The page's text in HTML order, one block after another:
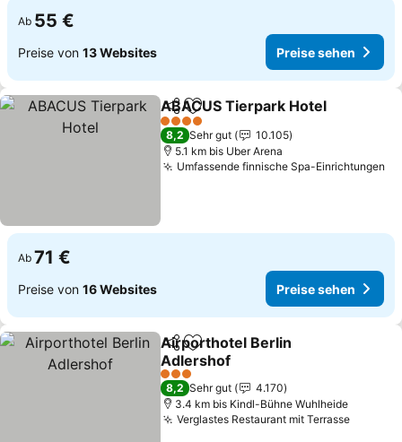
Ab 55 €
Preise von 13 Websites Preise sehen
TeilenZu Favoriten hinzufügen
ABACUS Tierpark Hotel
4 Sterne
8,2 Sehr gut
10.105
5.1 km bis Uber Arena
Umfassende finnische Spa-Einrichtungen
Ab 71 €
Preise von 16 Websites Preise sehen
TeilenZu Favoriten hinzufügen
Airporthotel Berlin
Adlershof
Preise sehen
3 Sterne
8,2 Sehr gut
4.170
3.4 km bis Kindl-Bühne Wuhlheide
Verglastes Restaurant mit TerrassePreise